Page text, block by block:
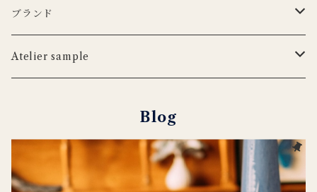
LSA
Cutipol
ナプキンリング
WILDLIFE GARDEN
ウッドボード
DEKO candle
オブジェ
フラワーベース
Henry Dean
３RD CERAMICS
OFFICINA NATURALIS
ルームシューズ
tronco
カードホルダー
BERTELLES
ポーチ
tronco
ブランド
Blabla Kids
DOING GOODS
DUTCH DELUXES
Atelier sample
フラワーベース
Blog